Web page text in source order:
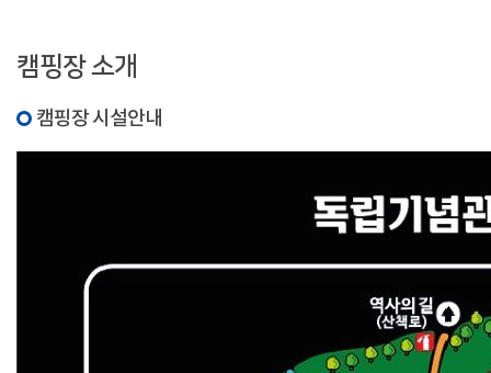
캠핑장 소개
캠핑장 시설안내